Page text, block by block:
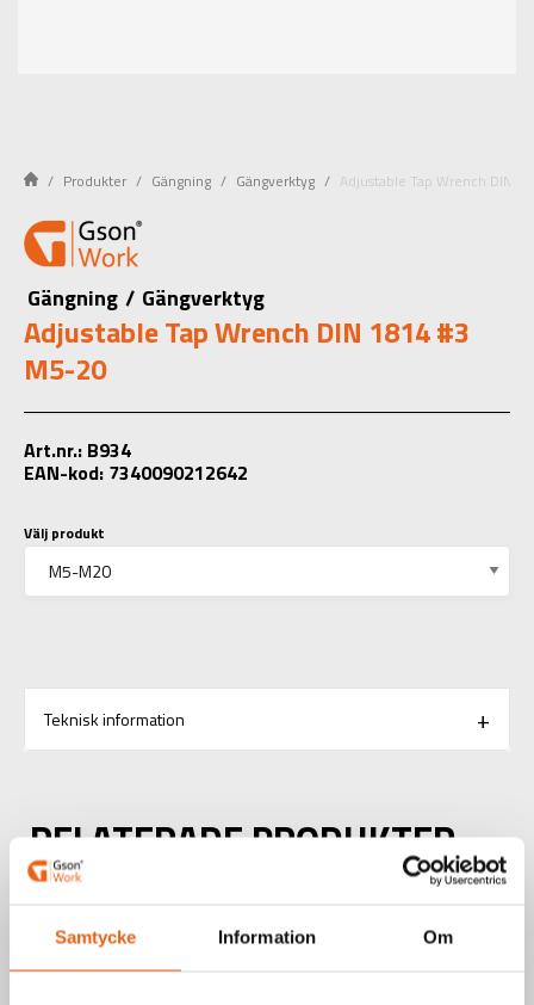
Samtycke Information Om
Produkter Gängning Gängverktyg Adjustable Tap Wrench DIN
Gängning / Gängverktyg
Adjustable Tap Wrench DIN 1814 #3
M5-20
Art.nr.: B934
EAN-kod: 7340090212642
Välj produkt
Teknisk information
RELATERADE PRODUKTER
SKÄROLJA 400 ML